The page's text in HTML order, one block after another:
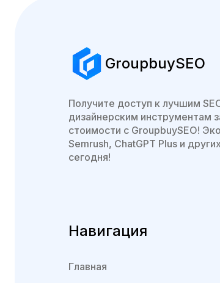
GroupbuySEO
Получите доступ к лучшим
дизайнерским инструментам
стоимости с GroupbuySEO!
Semrush, ChatGPT Plus и
сегодня!
Навигация
Главная